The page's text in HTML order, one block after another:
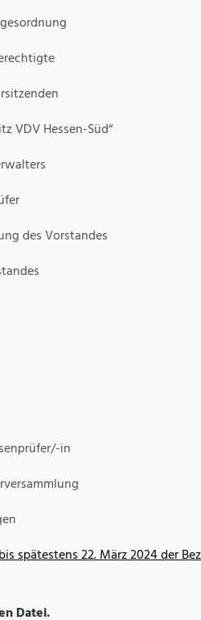
Süd“
Vorstandes
in
spätestens 22. März 2024 der
Datei.